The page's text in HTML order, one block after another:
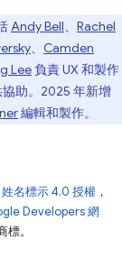
Andy Bell、 Rachel
、 Camden
Lee 負責 UX 和製作
助。2025 年新增
編輯和製作。
名標示 4.0 授權 ，
Developers 網
。